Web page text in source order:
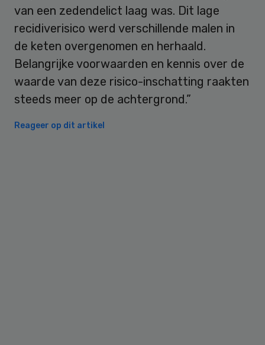
van een zedendelict laag was. Dit lage
recidiverisico werd verschillende malen in
de keten overgenomen en herhaald.
Belangrijke voorwaarden en kennis over de
waarde van deze risico-inschatting raakten
steeds meer op de achtergrond.”
Reageer op dit artikel